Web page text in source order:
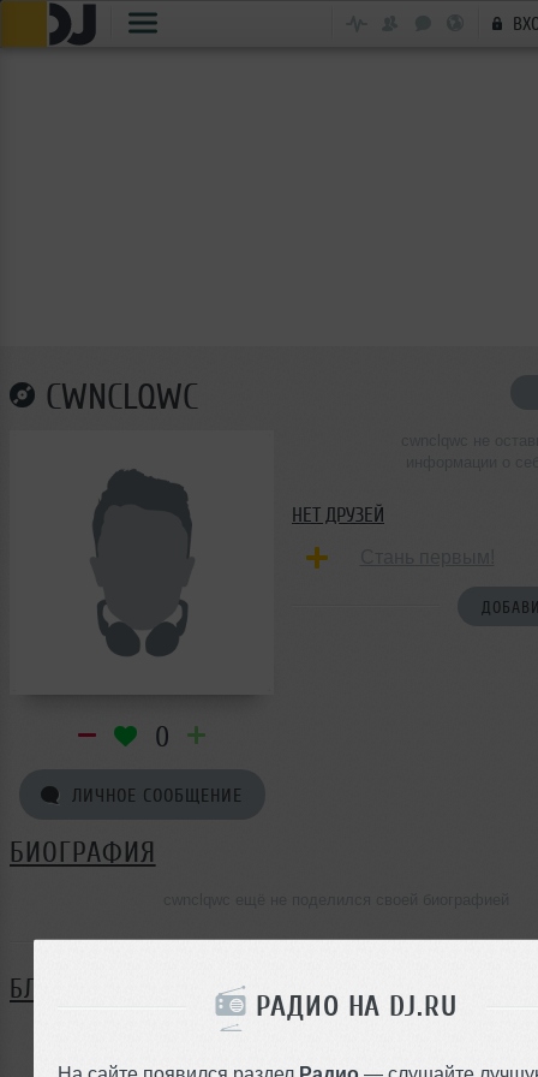
РАДИО НА DJ.RU
На сайте появился раздел Радио — слушайте
CWNCLQWC
0
ЛИЧНОЕ СООБЩЕНИЕ
НЕТ ДРУЗЕЙ
БИОГРАФИЯ
БЛОГ